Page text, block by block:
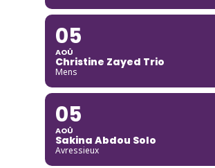
05
AOÛ
Christine Zayed Trio
Mens
05
AOÛ
Sakina Abdou Solo
Avressieux